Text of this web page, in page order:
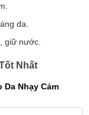
da.
giữ nước.
Nhất
Nhạy Cảm